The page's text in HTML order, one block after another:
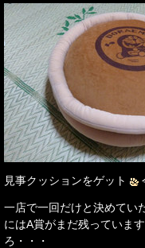
見事クッションをゲット
一店で一回だけと決めてい
にはA賞がまだ残っていま
ろ・・・